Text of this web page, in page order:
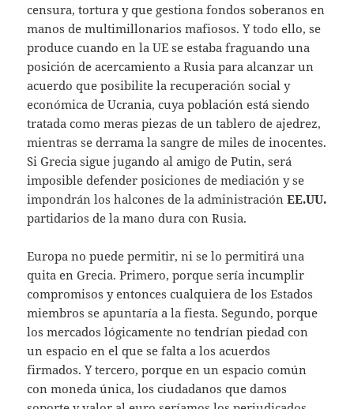
censura, tortura y que gestiona fondos soberanos en
manos de multimillonarios mafiosos. Y todo ello, se
produce cuando en la UE se estaba fraguando una
posición de acercamiento a Rusia para alcanzar un
acuerdo que posibilite la recuperación social y
económica de Ucrania, cuya población está siendo
tratada como meras piezas de un tablero de ajedrez,
mientras se derrama la sangre de miles de inocentes.
Si Grecia sigue jugando al amigo de Putin, será
imposible defender posiciones de mediación y se
impondrán los halcones de la administraciónEE.UU.
partidarios de la mano dura con Rusia.
Europa no puede permitir, ni se lo permitirá una
quita en Grecia. Primero, porque sería incumplir
compromisos y entonces cualquiera de los Estados
miembros se apuntaría a la fiesta. Segundo, porque
los mercados lógicamente no tendrían piedad con
un espacio en el que se falta a los acuerdos
firmados. Y tercero, porque en un espacio común
con moneda única, los ciudadanos que damos